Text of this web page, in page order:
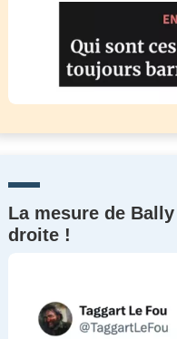
La mesure de
droite !